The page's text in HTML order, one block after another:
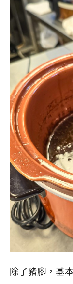
除了豬腳，基